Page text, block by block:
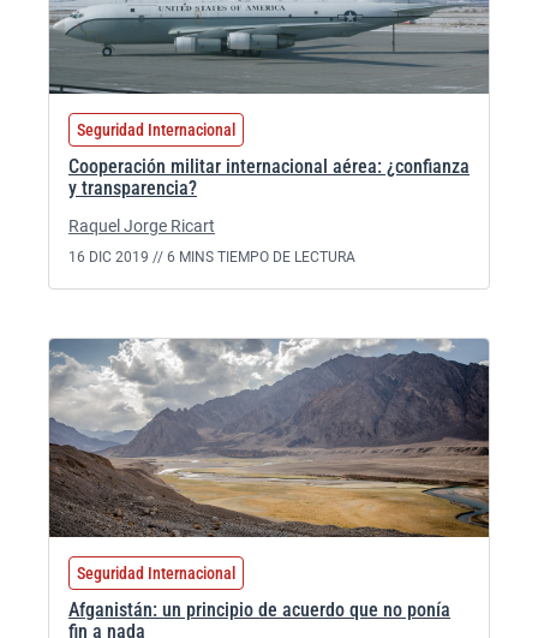
Seguridad Internacional
Cooperación militar internacional aérea: ¿confianza
y transparencia?
Raquel Jorge Ricart
16 DIC 2019 // 6 MINS TIEMPO DE LECTURA
Seguridad Internacional
Afganistán: un principio de acuerdo que no ponía
fin a nada